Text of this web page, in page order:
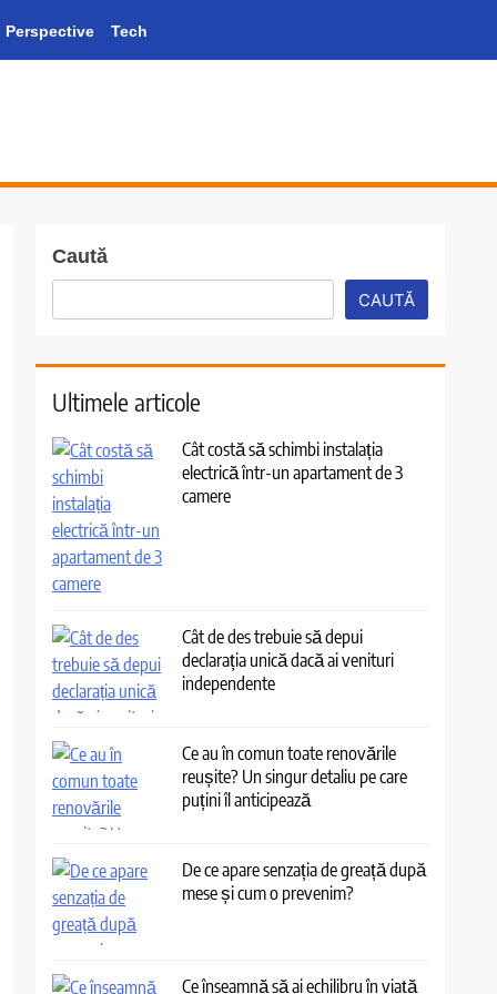
Perspective Tech
Caută
CAUTĂ
Ultimele articole
Cât costă să schimbi instalația
electrică într-un apartament de 3
camere
Cât de des trebuie să depui
declarația unică dacă ai venituri
independente
Ce au în comun toate renovările
reușite? Un singur detaliu pe care
puțini îl anticipează
De ce apare senzația de greață după
mese și cum o prevenim?
Ce înseamnă să ai echilibru în viață